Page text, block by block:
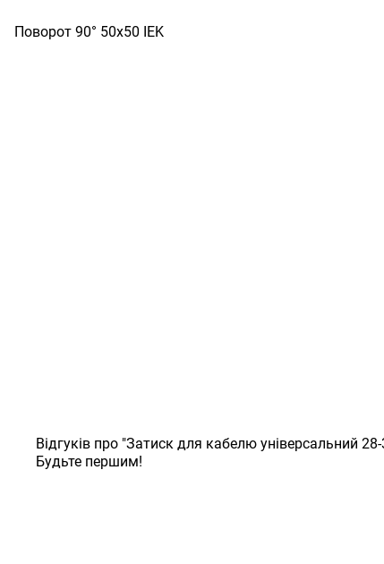
Поворот 90° 50х50 IEK
Відгуків про "Затиск для кабелю універсальний
Будьте першим!